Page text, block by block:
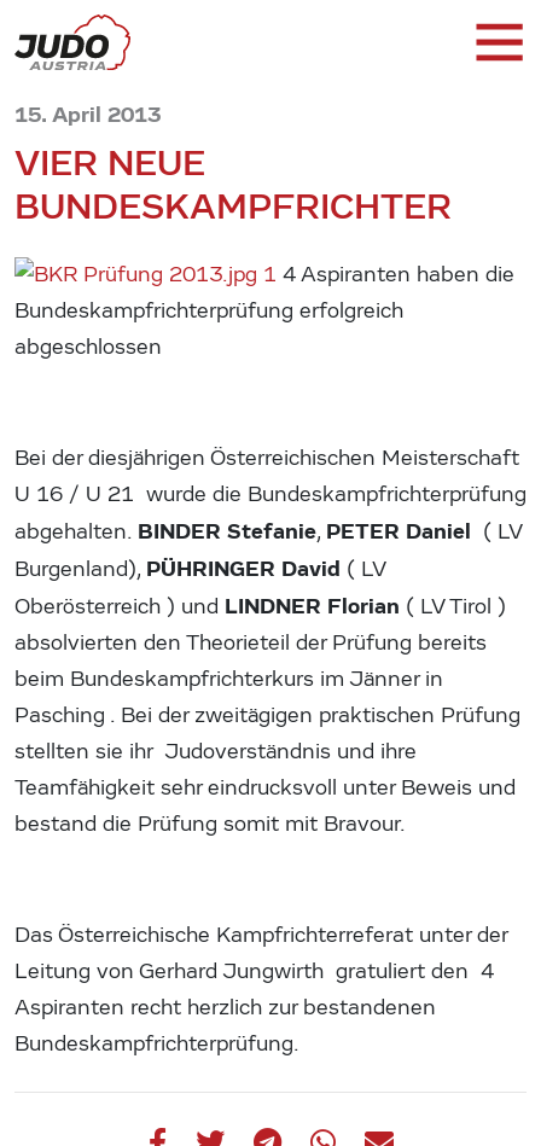
15. April 2013
VIER NEUE
BUNDESKAMPFRICHTER
4 Aspiranten haben die
Bundeskampfrichterprüfung erfolgreich
abgeschlossen
Bei der diesjährigen Österreichischen Meisterschaft
U 16 / U 21 wurde die Bundeskampfrichterprüfung
abgehalten. BINDER Stefanie, PETER Daniel ( LV
Burgenland), PÜHRINGER David ( LV
Oberösterreich ) und LINDNER Florian ( LV Tirol )
absolvierten den Theorieteil der Prüfung bereits
beim Bundeskampfrichterkurs im Jänner in
Pasching . Bei der zweitägigen praktischen Prüfung
stellten sie ihr Judoverständnis und ihre
Teamfähigkeit sehr eindrucksvoll unter Beweis und
bestand die Prüfung somit mit Bravour.
Das Österreichische Kampfrichterreferat unter der
Leitung von Gerhard Jungwirth gratuliert den 4
Aspiranten recht herzlich zur bestandenen
Bundeskampfrichterprüfung.